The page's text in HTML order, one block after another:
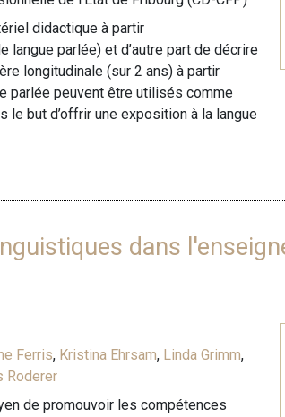
didactique à partir
langue parlée) et d’autre part de décrire
longitudinale (sur 2 ans) à partir
parlée peuvent être utilisés comme
le but d’offrir une exposition à la langue
dans
Ferris, Kristina Ehrsam, Linda Grimm,
Roderer
de promouvoir les compétences